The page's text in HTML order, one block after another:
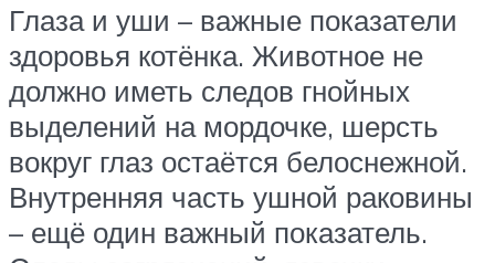
Глаза и уши – важные показатели
здоровья котёнка. Животное не
должно иметь следов гнойных
выделений на мордочке, шерсть
вокруг глаз остаётся белоснежной.
Внутренняя часть ушной раковины
– ещё один важный показатель.